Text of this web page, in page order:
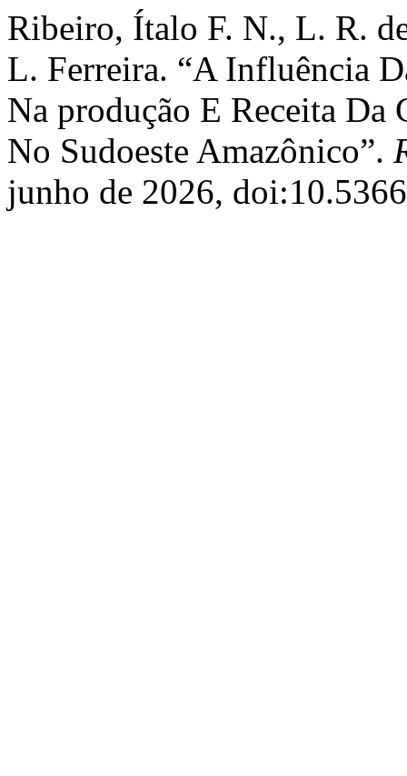
Ribeiro, Ítalo F. N., L. R.
L. Ferreira. “A Influência
Na produção E Receita Da
No Sudoeste Amazônico”.
junho de 2026,